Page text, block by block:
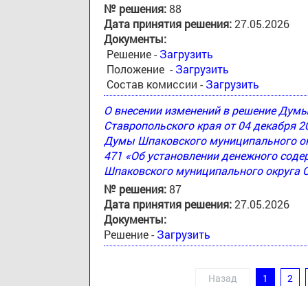
№ решения:88
Дата принятия решения:27.05.2026
Документы:
Решение - Загрузить
Положение - Загрузить
Состав комиссии - Загрузить
О внесении изменений в решение
Ставропольского края от 04 декабря
Думы Шпаковского муниципального
471 «Об установлении денежного
Шпаковского муниципального округа
№ решения:87
Дата принятия решения:27.05.2026
Документы:
Решение - Загрузить
Назад 1 2